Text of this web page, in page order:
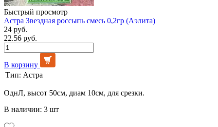
Быстрый просмотр
Астра Звездная россыпь смесь 0,2гр (Аэлита)
24 руб.
22.56 руб.
В корзину
Тип: Астра
ОднЛ, высот 50см, диам 10см, для срезки.
В наличии: 3 шт